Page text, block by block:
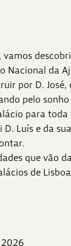
Nacional da
por D. José,
pelo
para toda
D. Luís e da
que vão
de
2026